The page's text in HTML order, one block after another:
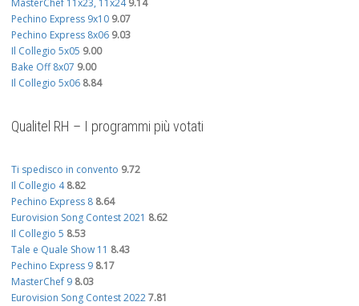
MasterChef 11x23, 11x24 9.14
Pechino Express 9x10 9.07
Pechino Express 8x06 9.03
Il Collegio 5x05 9.00
Bake Off 8x07 9.00
Il Collegio 5x06 8.84
Qualitel RH – I programmi più votati
Ti spedisco in convento 9.72
Il Collegio 4 8.82
Pechino Express 8 8.64
Eurovision Song Contest 2021 8.62
Il Collegio 5 8.53
Tale e Quale Show 11 8.43
Pechino Express 9 8.17
MasterChef 9 8.03
Eurovision Song Contest 20227.81